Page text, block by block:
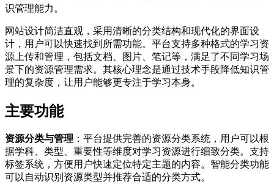
识管理能力。
网站设计简洁直观，采用清晰的分类结构和现代化的界面设
计，用户可以快速找到所需功能。平台支持多种格式的学习资
源上传和管理，包括文档、图片、笔记等，满足了不同学习场
景下的资源管理需求。其核心理念是通过技术手段降低知识管
理的复杂度，让用户能够更专注于学习本身。
主要功能
资源分类与管理 ：平台提供完善的资源分类系统，用户可以根
据学科、类型、重要性等维度对学习资源进行细致分类。支持
标签系统，方便用户快速定位特定主题的内容。智能分类功能
可以自动识别资源类型并推荐合适的分类方式。